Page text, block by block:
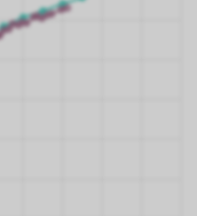
23.10 kg